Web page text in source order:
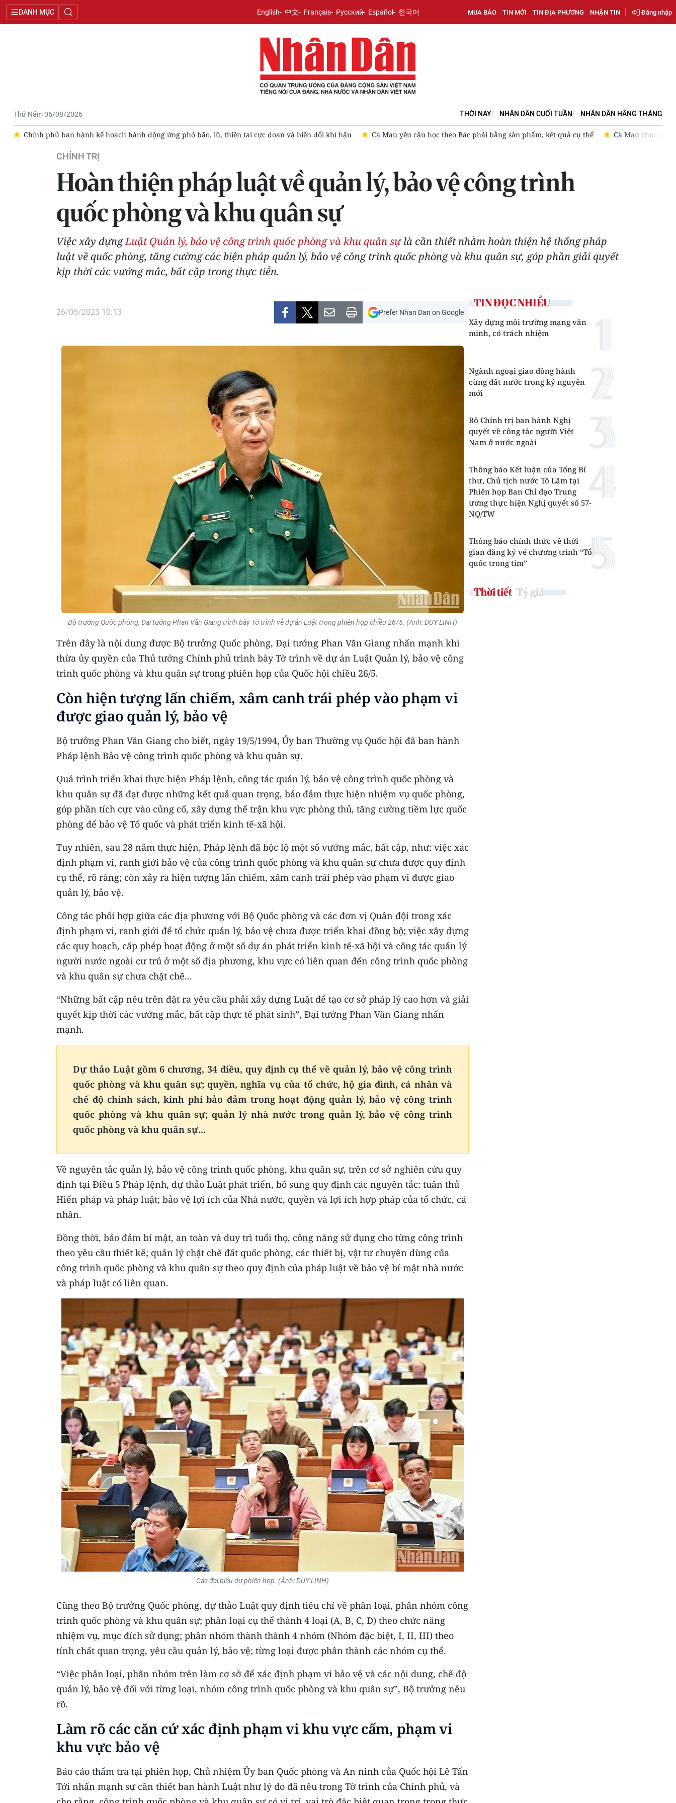
DANH MỤC English 中文 Français Русский Español 한국어 MUA BÁO TIN MỚI TIN ĐỊA PHƯƠNG NHẬN TIN Đăng nhập
Thứ Năm 06/08/2026 THỜI NAY NHÂN DÂN CUỐI TUẦN NHÂN DÂN HẰNG THÁNG
thiên tai cực đoan và biến đổi khí hậu Cà Mau yêu cầu học theo Bác phải bằng sản phẩm, kết quả cụ thể Cà Mau chung tay xoa dịu nỗi đau da cam Bế mạc Hội thao quân sự, võ
CHÍNH TRỊ
Hoàn thiện pháp luật về quản lý, bảo vệ công trình
quốc phòng và khu quân sự
Việc xây dựngLuật Quản lý, bảo vệ công trình quốc phòng và khu quân sựlà cần thiết nhằm hoàn thiện hệ thống pháp
luật về quốc phòng, tăng cường các biện pháp quản lý, bảo vệ công trình quốc phòng và khu quân sự, góp phần giải quyết
kịp thời các vướng mắc, bất cập trong thực tiễn.
26/05/2023 10:13 Prefer Nhan Dan on Google
Bộ trưởng Quốc phòng, Đại tướng Phan Văn Giang trình bày Tờ trình về dự án Luật trong phiên họp chiều 26/5. (Ảnh: DUY LINH)
Trên đây là nội dung được Bộ trưởng Quốc phòng, Đại tướng Phan Văn Giang nhấn mạnh khi
thừa ủy quyền của Thủ tướng Chính phủ trình bày Tờ trình về dự án Luật Quản lý, bảo vệ công
trình quốc phòng và khu quân sự trong phiên họp của Quốc hội chiều 26/5.
Còn hiện tượng lấn chiếm, xâm canh trái phép vào phạm vi
được giao quản lý, bảo vệ
Bộ trưởng Phan Văn Giang cho biết, ngày 19/5/1994, Ủy ban Thường vụ Quốc hội đã ban hành
Pháp lệnh Bảo vệ công trình quốc phòng và khu quân sự.
Quá trình triển khai thực hiện Pháp lệnh, công tác quản lý, bảo vệ công trình quốc phòng và
khu quân sự đã đạt được những kết quả quan trọng, bảo đảm thực hiện nhiệm vụ quốc phòng,
góp phần tích cực vào củng cố, xây dựng thế trận khu vực phòng thủ, tăng cường tiềm lực quốc
phòng để bảo vệ Tổ quốc và phát triển kinh tế-xã hội.
Tuy nhiên, sau 28 năm thực hiện, Pháp lệnh đã bộc lộ một số vướng mắc, bất cập, như: việc xác
định phạm vi, ranh giới bảo vệ của công trình quốc phòng và khu quân sự chưa được quy định
cụ thể, rõ ràng; còn xảy ra hiện tượng lấn chiếm, xâm canh trái phép vào phạm vi được giao
quản lý, bảo vệ.
Công tác phối hợp giữa các địa phương với Bộ Quốc phòng và các đơn vị Quân đội trong xác
định phạm vi, ranh giới để tổ chức quản lý, bảo vệ chưa được triển khai đồng bộ; việc xây dựng
các quy hoạch, cấp phép hoạt động ở một số dự án phát triển kinh tế-xã hội và công tác quản lý
người nước ngoài cư trú ở một số địa phương, khu vực có liên quan đến công trình quốc phòng
và khu quân sự chưa chặt chẽ...
“Những bất cập nêu trên đặt ra yêu cầu phải xây dựng Luật để tạo cơ sở pháp lý cao hơn và giải
quyết kịp thời các vướng mắc, bất cập thực tế phát sinh”, Đại tướng Phan Văn Giang nhấn
mạnh.
Dự thảo Luật gồm 6 chương, 34 điều, quy định cụ thể về quản lý, bảo vệ công trình
quốc phòng và khu quân sự; quyền, nghĩa vụ của tổ chức, hộ gia đình, cá nhân và
chế độ chính sách, kinh phí bảo đảm trong hoạt động quản lý, bảo vệ công trình
quốc phòng và khu quân sự; quản lý nhà nước trong quản lý, bảo vệ công trình
quốc phòng và khu quân sự...
Về nguyên tắc quản lý, bảo vệ công trình quốc phòng, khu quân sự, trên cơ sở nghiên cứu quy
định tại Điều 5 Pháp lệnh, dự thảo Luật phát triển, bổ sung quy định các nguyên tắc: tuân thủ
Hiến pháp và pháp luật; bảo vệ lợi ích của Nhà nước, quyền và lợi ích hợp pháp của tổ chức, cá
nhân.
Đồng thời, bảo đảm bí mật, an toàn và duy trì tuổi thọ, công năng sử dụng cho từng công trình
theo yêu cầu thiết kế; quản lý chặt chẽ đất quốc phòng, các thiết bị, vật tư chuyên dùng của
công trình quốc phòng và khu quân sự theo quy định của pháp luật về bảo vệ bí mật nhà nước
và pháp luật có liên quan.
Các đại biểu dự phiên họp. (Ảnh: DUY LINH)
Cũng theo Bộ trưởng Quốc phòng, dự thảo Luật quy định tiêu chí về phân loại, phân nhóm công
trình quốc phòng và khu quân sự; phân loại cụ thể thành 4 loại (A, B, C, D) theo chức năng
nhiệm vụ, mục đích sử dụng; phân nhóm thành thành 4 nhóm (Nhóm đặc biệt, I, II, III) theo
tính chất quan trọng, yêu cầu quản lý, bảo vệ; từng loại được phân thành các nhóm cụ thể.
“Việc phân loại, phân nhóm trên làm cơ sở để xác định phạm vi bảo vệ và các nội dung, chế độ
quản lý, bảo vệ đối với từng loại, nhóm công trình quốc phòng và khu quân sự”, Bộ trưởng nêu
rõ.
Làm rõ các căn cứ xác định phạm vi khu vực cấm, phạm vi
khu vực bảo vệ
Báo cáo thẩm tra tại phiên họp, Chủ nhiệm Ủy ban Quốc phòng và An ninh của Quốc hội Lê Tấn
Tới nhấn mạnh sự cần thiết ban hành Luật như lý do đã nêu trong Tờ trình của Chính phủ, và
TIN ĐỌC NHIỀU
Xây dựng môi trường mạng văn
minh, có trách nhiệm
Ngành ngoại giao đồng hành
cùng đất nước trong kỷ nguyên
mới
Bộ Chính trị ban hành Nghị
quyết về công tác người Việt
Nam ở nước ngoài
Thông báo Kết luận của Tổng Bí
thư, Chủ tịch nước Tô Lâm tại
Phiên họp Ban Chỉ đạo Trung
ương thực hiện Nghị quyết số 57-
NQ/TW
Thông báo chính thức về thời
gian đăng ký vé chương trình “Tổ
quốc trong tim”
Thời tiết Tỷ giá